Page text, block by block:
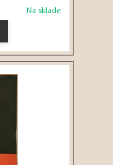
Na sklade